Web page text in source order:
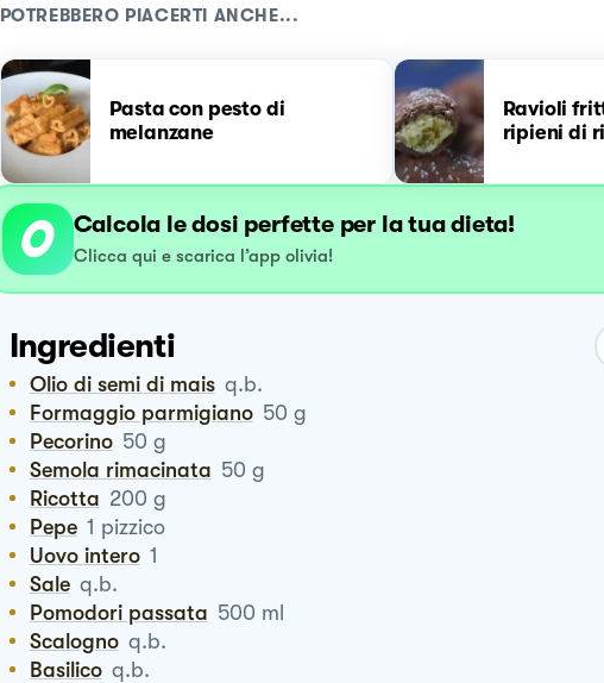
POTREBBERO PIACERTI ANCHE...
Pasta con pesto di
melanzane
Ravioli
ripieni di
Calcola le dosi perfette per la tua dieta!
Clicca qui e scarica l’app olivia!
Ingredienti
Olio di semi di mais q.b.
Formaggio parmigiano 50 g
Pecorino 50 g
Semola rimacinata 50 g
Ricotta 200 g
Pepe 1 pizzico
Uovo intero 1
Sale q.b.
Pomodori passata 500 ml
Scalogno q.b.
Basilico q.b.